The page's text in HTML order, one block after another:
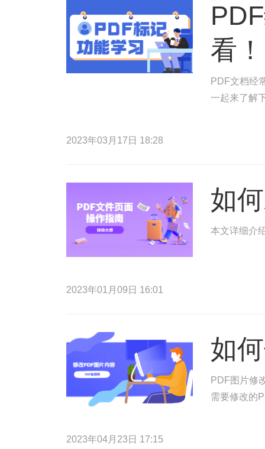
看！
PDF文档经
一起来了解
2023年03月17日 18:28
如
本文详细介
2023年01月09日 16:01
如
PDF图片修
需要修改的
2023年04月23日 17:15